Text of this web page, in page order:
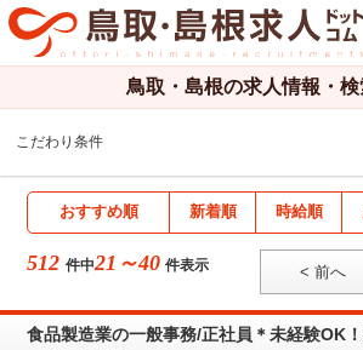
鳥取・島根の求人情報・
こだわり条件
おすすめ順 新着順 時給順
512 件中21～40 件表示 < 前へ
食品製造業の一般事務/正社員＊未経験OK